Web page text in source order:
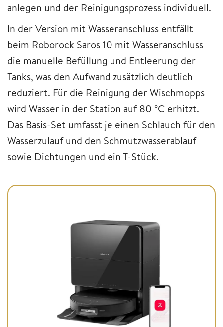
anlegen und der Reinigungsprozess individuell.
In der Version mit Wasseranschluss entfällt
beim Roborock Saros 10 mit Wasseranschluss
die manuelle Befüllung und Entleerung der
Tanks, was den Aufwand zusätzlich deutlich
reduziert. Für die Reinigung der Wischmopps
wird Wasser in der Station auf 80 °C erhitzt.
Das Basis-Set umfasst je einen Schlauch für den
Wasserzulauf und den Schmutzwasserablauf
sowie Dichtungen und ein T-Stück.